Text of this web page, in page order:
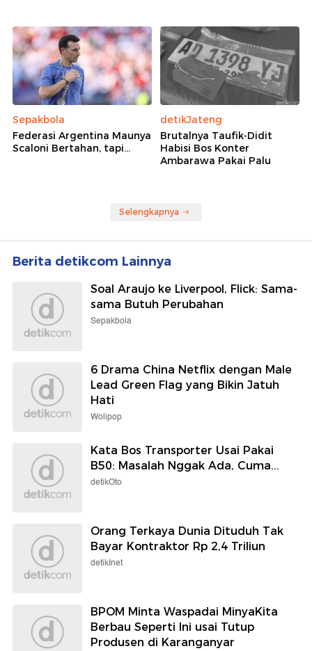
Sepakbola
Federasi Argentina Maunya
Scaloni Bertahan, tapi...
detikJateng
Brutalnya Taufik-Didit
Habisi Bos Konter
Ambarawa Pakai Palu
Selengkapnya
Berita detikcom Lainnya
Soal Araujo ke Liverpool, Flick: Sama-
sama Butuh Perubahan
Sepakbola
6 Drama China Netflix dengan Male
Lead Green Flag yang Bikin Jatuh
Hati
Wolipop
Kata Bos Transporter Usai Pakai
B50: Masalah Nggak Ada, Cuma...
detikOto
Orang Terkaya Dunia Dituduh Tak
Bayar Kontraktor Rp 2,4 Triliun
detikInet
BPOM Minta Waspadai MinyaKita
Berbau Seperti Ini usai Tutup
Produsen di Karanganyar